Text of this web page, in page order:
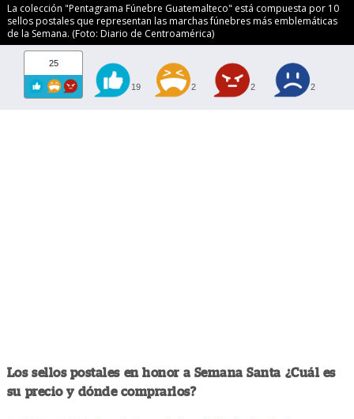
La colección "Pentagrama Fúnebre Guatemalteco" está compuesta por 10
sellos postales que representan las marchas fúnebres más emblemáticas
de la Semana. (Foto: Diario de Centroamérica)
25
19 2 2 2
Los sellos postales en honor a Semana Santa ¿Cuál es
su precio y dónde comprarlos?